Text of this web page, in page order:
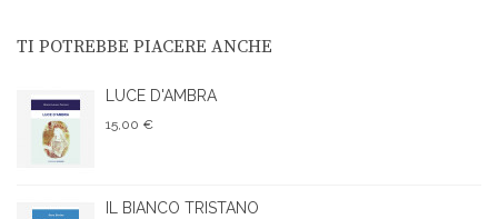
TI POTREBBE PIACERE ANCHE
LUCE D'AMBRA
15,00 €
IL BIANCO TRISTANO